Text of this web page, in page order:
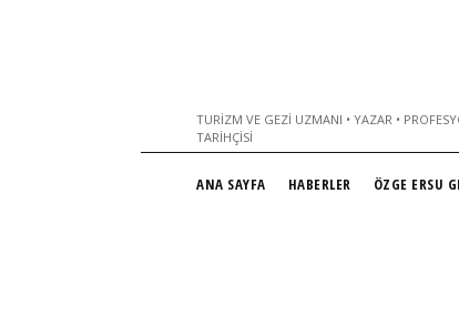
TURIZM VE GEZI UZMANI • YAZAR •
TARIHÇISI
ANA SAYFA HABERLER ÖZGE ERSU